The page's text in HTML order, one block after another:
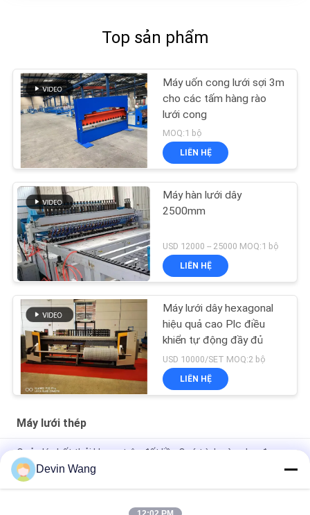
Top sản phẩm
Máy uốn cong lưới sợi 3m
cho các tấm hàng rào
lưới cong
MOQ:1 bộ
LIÊN HỆ
Máy hàn lưới dây
2500mm
USD 12000 -- 25000 MOQ:1 bộ
LIÊN HỆ
Máy lưới dây hexagonal
hiệu quả cao Plc điều
khiển tự động đầy đủ
USD 10000/SET MOQ:2 bộ
LIÊN HỆ
Máy lưới thép
Quản lý chất thải khoan trên đất liền Quá trình sàng lọc đa
tầng Cài đặt màn hình điều chỉnh
Thiết bị khoan dầu Máy Mi Swaco Máy làm sạch bùn màn hình
Devin Wang